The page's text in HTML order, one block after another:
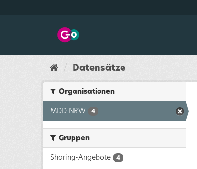
Datensätze
Organisationen
MDD NRW 4
Gruppen
Sharing-Angebote 4